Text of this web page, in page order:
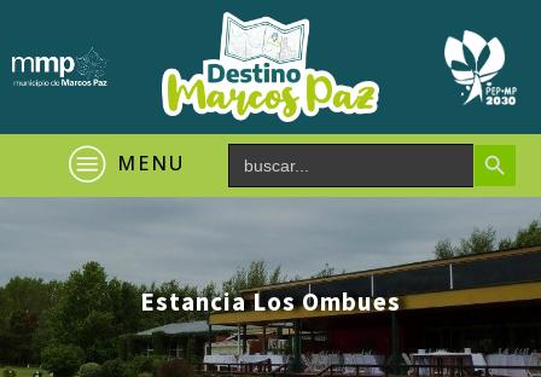
MENU Search
for:
Search Button
Estancia Los Ombues